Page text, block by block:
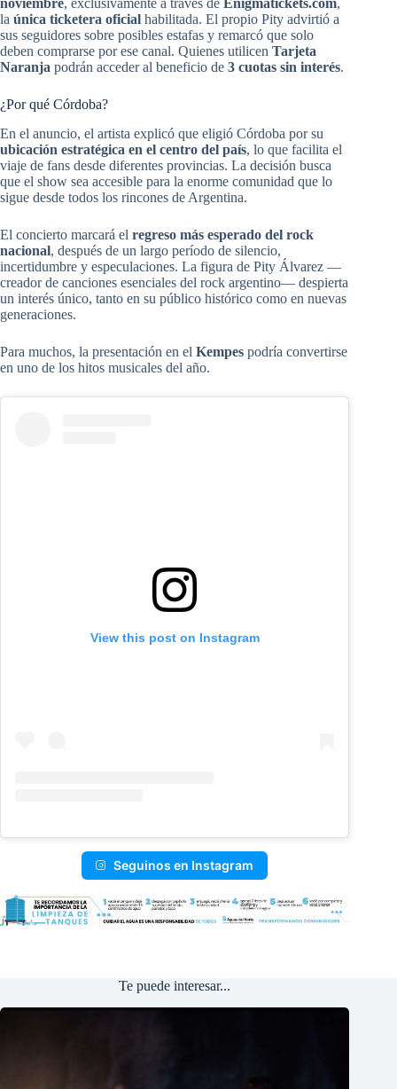
la única ticketera oficial habilitada. El propio Pity advirtió a
sus seguidores sobre posibles estafas y remarcó que solo
deben comprarse por ese canal. Quienes utilicen Tarjeta
Naranja podrán acceder al beneficio de 3 cuotas sin interés.
¿Por qué Córdoba?
En el anuncio, el artista explicó que eligió Córdoba por su
ubicación estratégica en el centro del país, lo que facilita el
viaje de fans desde diferentes provincias. La decisión busca
que el show sea accesible para la enorme comunidad que lo
sigue desde todos los rincones de Argentina.
El concierto marcará el regreso más esperado del rock
nacional, después de un largo período de silencio,
incertidumbre y especulaciones. La figura de Pity Álvarez —
creador de canciones esenciales del rock argentino— despierta
un interés único, tanto en su público histórico como en nuevas
generaciones.
Para muchos, la presentación en el Kempes podría convertirse
en uno de los hitos musicales del año.
View this post on Instagram
Seguinos en Instagram
Te puede interesar...